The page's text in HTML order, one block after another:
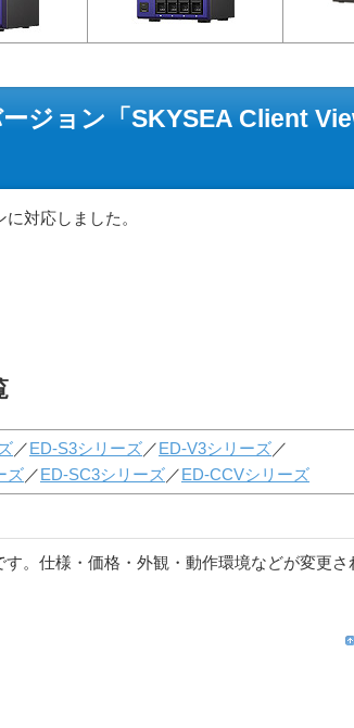
ジョン「SKYSEA Client
対応しました。
／ED-S3シリーズ／ED-V3シリーズ／
ズ／ED-SC3シリーズ／ED-CCVシリーズ
。仕様・価格・外観・動作環境などが変更さ